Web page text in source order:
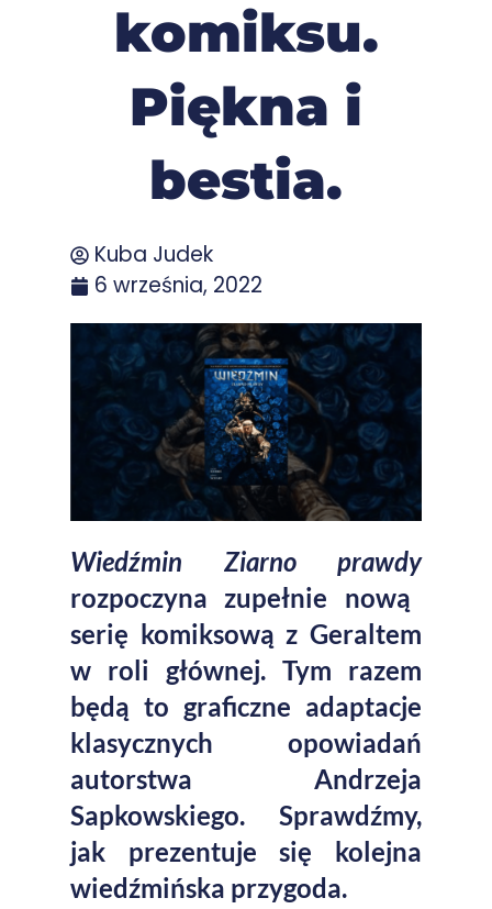
komiksu.
Piękna i
bestia.
Kuba Judek
6 września, 2022
Wiedźmin Ziarno prawdy
rozpoczyna zupełnie nową
serię komiksową z Geraltem
w roli głównej. Tym razem
będą to graficzne adaptacje
klasycznych opowiadań
autorstwa Andrzeja
Sapkowskiego. Sprawdźmy,
jak prezentuje się kolejna
wiedźmińska przygoda.